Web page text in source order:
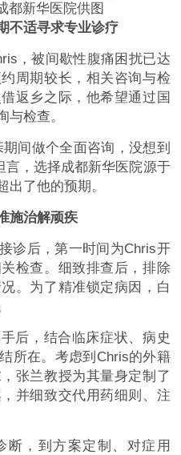
都新华医院供图
不适寻求专业诊疗
，被间歇性腹痛困扰已达
周期较长，相关咨询与检
返乡之际，他希望通过国
与检查。
间做个全面咨询，没想到
言，选择成都新华医院源于
出了他的预期。
施治解顽疾
后，第一时间为Chris开
检查。细致排查后，排除
。为了精准锁定病因，白
，结合临床症状、病史
所在。考虑到Chris的外籍
张兰教授为其量身定制了
并细致交代用药细则、注
，到方案定制、对症用